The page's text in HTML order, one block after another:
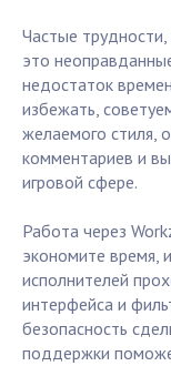
Частые
это
недостаток
избежать,
желаемого стиля,
комментариев и
игровой сфере.
Работа через
экономите время,
исполнителей
интерфейса и
безопасность
поддержки